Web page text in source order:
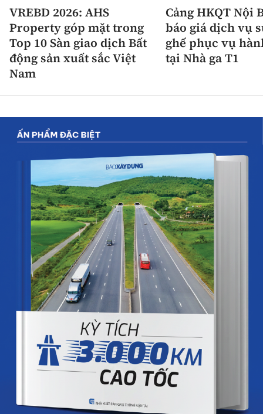
VREBD 2026: AHS
Property góp mặt trong
Top 10 Sàn giao dịch Bất
động sản xuất sắc Việt
Nam
Cảng HKQT Nội
báo giá dịch vụ
ghế phục vụ
tại Nhà ga T1